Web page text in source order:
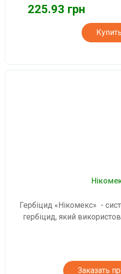
225.93 грн
Купить
Гербіцид «Нікомекс» -
гербіцид, який
Заказать